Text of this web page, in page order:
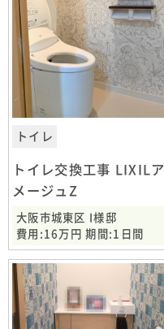
トイレ
トイレ交換工事 LIXILア
メージュZ
大阪市城東区 I様邸
費用:16万円 期間:1日間